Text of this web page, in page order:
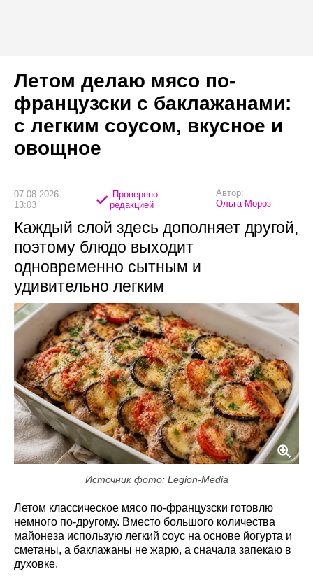
Летом делаю мясо по-
французски с баклажанами:
с легким соусом, вкусное и
овощное
07.08.2026
13:03
Проверено
редакцией
Автор:
Ольга Мороз
Каждый слой здесь дополняет другой,
поэтому блюдо выходит
одновременно сытным и
удивительно легким
Источник фото: Legion-Media
Летом классическое мясо по-французски готовлю
немного по-другому. Вместо большого количества
майонеза использую легкий соус на основе йогурта и
сметаны, а баклажаны не жарю, а сначала запекаю в
духовке.